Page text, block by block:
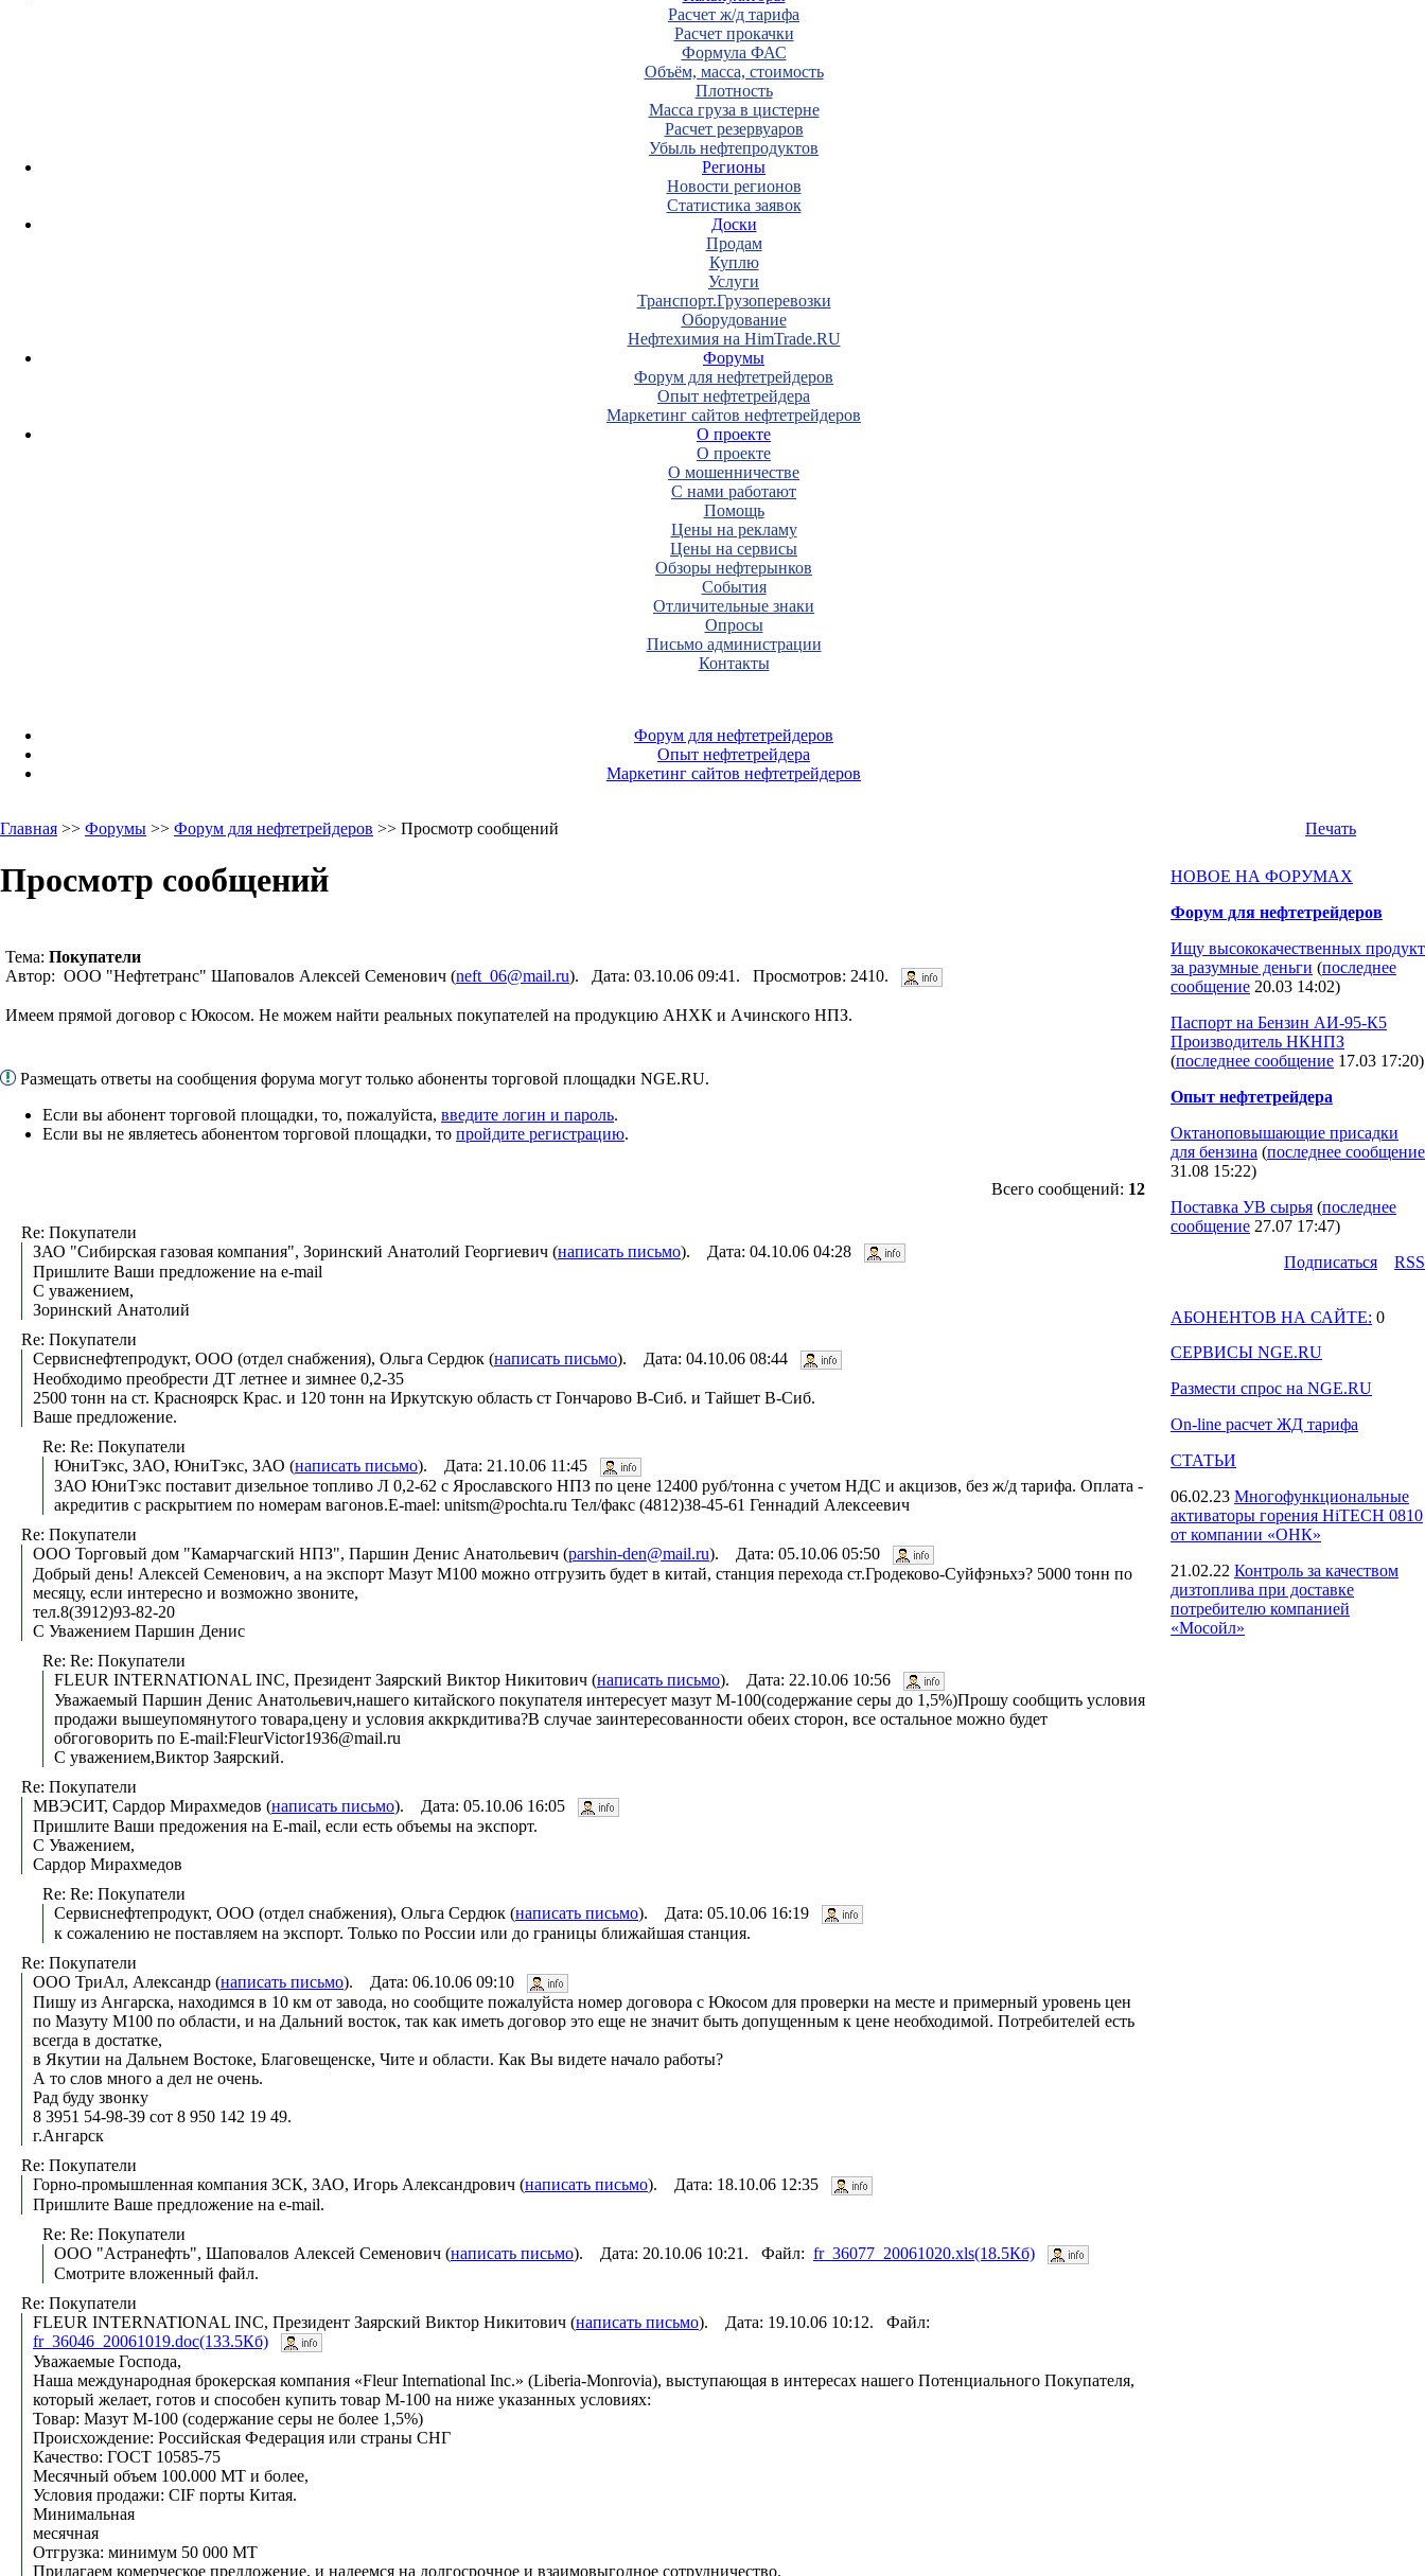
Расчет ж/д тарифа
Расчет прокачки
Формула ФАС
Объём, масса, стоимость
Плотность
Масса груза в цистерне
Расчет резервуаров
Убыль нефтепродуктов
Регионы
Новости регионов
Статистика заявок
Доски
Продам
Куплю
Услуги
Транспорт.Грузоперевозки
Оборудование
Нефтехимия на HimTrade.RU
Форумы
Форум для нефтетрейдеров
Опыт нефтетрейдера
Маркетинг сайтов нефтетрейдеров
О проекте
О проекте
О мошенничестве
С нами работают
Помощь
Цены на рекламу
Цены на сервисы
Обзоры нефтерынков
События
Отличительные знаки
Опросы
Письмо администрации
Контакты
Форум для нефтетрейдеров
Опыт нефтетрейдера
Маркетинг сайтов нефтетрейдеров
Главная >> Форумы >> Форум для нефтетрейдеров >> Просмотр сообщений Печать
Просмотр сообщений
Тема: Покупатели
Автор: ООО "Нефтетранс" Шаповалов Алексей Семенович (neft_06@mail.ru). Дата: 03.10.06 09:41. Просмотров: 2410.
Имеем прямой договор с Юкосом. Не можем найти реальных покупателей на продукцию АНХК и Ачинского НПЗ.
Размещать ответы на сообщения форума могут только абоненты торговой площадки NGE.RU.
Если вы абонент торговой площадки, то, пожалуйста, введите логин и пароль.
Если вы не являетесь абонентом торговой площадки, то пройдите регистрацию.
Всего сообщений: 12
Re: Покупатели
ЗАО "Сибирская газовая компания", Зоринский Анатолий Георгиевич (написать письмо). Дата: 04.10.06 04:28
Пришлите Ваши предложение на e-mail
С уважением,
Зоринский Анатолий
Re: Покупатели
Сервиснефтепродукт, ООО (отдел снабжения), Ольга Сердюк (написать письмо). Дата: 04.10.06 08:44
Необходимо преобрести ДТ летнее и зимнее 0,2-35
2500 тонн на ст. Красноярск Крас. и 120 тонн на Иркутскую область ст Гончарово В-Сиб. и Тайшет В-Сиб.
Ваше предложение.
Re: Re: Покупатели
ЮниТэкс, ЗАО, ЮниТэкс, ЗАО (написать письмо). Дата: 21.10.06 11:45
ЗАО ЮниТэкс поставит дизельное топливо Л 0,2-62 с Ярославского НПЗ по цене 12400 руб/тонна с учетом НДС и акцизов, без ж/д тарифа. Оплата -
акредитив с раскрытием по номерам вагонов.E-mael: unitsm@pochta.ru Тел/факс (4812)38-45-61 Геннадий Алексеевич
Re: Покупатели
ООО Торговый дом "Камарчагский НПЗ", Паршин Денис Анатольевич (parshin-den@mail.ru). Дата: 05.10.06 05:50
Добрый день! Алексей Семенович, а на экспорт Мазут М100 можно отгрузить будет в китай, станция перехода ст.Гродеково-Суйфэньхэ? 5000 тонн по
месяцу, если интересно и возможно звоните,
тел.8(3912)93-82-20
С Уважением Паршин Денис
Re: Re: Покупатели
FLEUR INTERNATIONAL INC, Президент Заярский Виктор Никитович (написать письмо). Дата: 22.10.06 10:56
Уважаемый Паршин Денис Анатольевич,нашего китайского покупателя интересует мазут М-100(содержание серы до 1,5%)Прошу сообщить условия
продажи вышеупомянутого товара,цену и условия аккркдитива?В случае заинтересованности обеих сторон, все остальное можно будет
обгоговорить по E-mail:FleurVictor1936@mail.ru
С уважением,Виктор Заярский.
Re: Покупатели
МВЭСИТ, Сардор Мирахмедов (написать письмо). Дата: 05.10.06 16:05
Пришлите Ваши предожения на E-mail, если есть объемы на экспорт.
С Уважением,
Сардор Мирахмедов
Re: Re: Покупатели
Сервиснефтепродукт, ООО (отдел снабжения), Ольга Сердюк (написать письмо). Дата: 05.10.06 16:19
к сожалению не поставляем на экспорт. Только по России или до границы ближайшая станция.
Re: Покупатели
ООО ТриАл, Александр (написать письмо). Дата: 06.10.06 09:10
Пишу из Ангарска, находимся в 10 км от завода, но сообщите пожалуйста номер договора с Юкосом для проверки на месте и примерный уровень цен
по Мазуту М100 по области, и на Дальний восток, так как иметь договор это еще не значит быть допущенным к цене необходимой. Потребителей есть
всегда в достатке,
в Якутии на Дальнем Востоке, Благовещенске, Чите и области. Как Вы видете начало работы?
А то слов много а дел не очень.
Рад буду звонку
8 3951 54-98-39 сот 8 950 142 19 49.
г.Ангарск
Re: Покупатели
Горно-промышленная компания ЗСК, ЗАО, Игорь Александрович (написать письмо). Дата: 18.10.06 12:35
Пришлите Ваше предложение на е-mail.
Re: Re: Покупатели
ООО "Астранефть", Шаповалов Алексей Семенович (написать письмо). Дата: 20.10.06 10:21. Файл: fr_36077_20061020.xls(18.5Кб)
Смотрите вложенный файл.
Re: Покупатели
FLEUR INTERNATIONAL INC, Президент Заярский Виктор Никитович (написать письмо). Дата: 19.10.06 10:12. Файл:
fr_36046_20061019.doc(133.5Кб)
Уважаемые Господа,
Наша международная брокерская компания «Fleur International Inc.» (Liberia-Monrovia), выступающая в интересах нашего Потенциального Покупателя,
который желает, готов и способен купить товар М-100 на ниже указанных условиях:
Товар: Maзут М-100 (содержание серы не более 1,5%)
Происхождение: Российская Федерация или страны СНГ
Качество: ГОСТ 10585-75
Месячный объем 100.000 MT и более,
Условия продажи: CIF порты Китая.
Минимальная
месячная
Отгрузка: минимум 50 000 MT
Прилагаем комерческое предложение, и надеемся на долгосрочное и взаимовыгодное сотрудничество.
НОВОЕ НА ФОРУМАХ
Форум для нефтетрейдеров
Ищу высококачественных продукт
за разумные деньги (последнее
сообщение 20.03 14:02)
Паспорт на Бензин АИ-95-К5
Производитель НКНПЗ
(последнее сообщение 17.03 17:20)
Опыт нефтетрейдера
Октаноповышающие присадки
для бензина (последнее сообщение
31.08 15:22)
Поставка УВ сырья (последнее
сообщение 27.07 17:47)
Подпиcаться
RSS
АБОНЕНТОВ НА САЙТЕ: 0
СЕРВИСЫ NGE.RU
Размести спрос на NGE.RU
On-line расчет ЖД тарифа
СТАТЬИ
06.02.23 Многофункциональные
активаторы горения HiTECH 0810
от компании «ОНК»
21.02.22 Контроль за качеством
дизтоплива при доставке
потребителю компанией
«Мосойл»